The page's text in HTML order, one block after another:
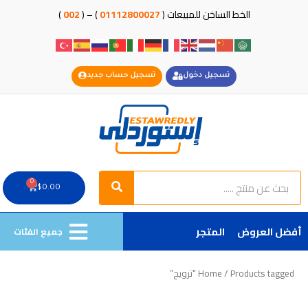
الخط الساخن للمبيعات (01112800027
) – (
002
)
تسجيل دخول تسجيل حساب جديد
Search
Search
$0.00
0
Cart
أفضل العروض المتجر جميع الفئات
Home/ Products tagged “ترويح”